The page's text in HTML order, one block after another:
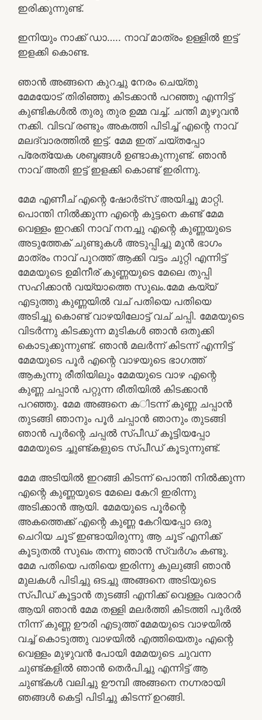
ഇരിക്കുന്നുണ്ട്.
ഇനിയും നാക്ക് ഡാ….. നാവ് മാത്രം ഉള്ളിൽ ഇട്ട്
ഇളക്കി കൊണ്ട.
ഞാൻ അങ്ങനെ കുറച്ചു നേരം ചെയ്തു
മേമയോട് തിരിഞ്ഞു കിടക്കാൻ പറഞ്ഞു എന്നിട്ട്
കുണ്ടികൾൽ തുരു തുര ഉമ്മ വച്ച്. ചന്തി മുഴുവൻ
നക്കി. വിടവ് രണ്ടും അകത്തി പിടിച്ച് എന്റെ നാവ്
മലദ്വാരത്തിൽ ഇട്ട്. മേമ ഇത് ചയ്തപ്പോ
പ്രേത്യേക ശബ്ദങ്ങൾ ഉണ്ടാകുന്നുണ്ട്. ഞാൻ
നാവ് അതി ഇട്ട് ഇളക്കി കൊണ്ട് ഇരിന്നു.
മേമ എണീച് എന്റെ ഷോർട്സ് അയിച്ചു മാറ്റി.
പൊന്തി നിൽക്കുന്ന എന്റെ കുട്ടനെ കണ്ട് മേമ
വെള്ളം ഇറക്കി നാവ് നനച്ചു എന്റെ കുണ്ണയുടെ
അടുത്തേക് ചുണ്ടുകൾ അടുപ്പിച്ചു മുൻ ഭാഗം
മാത്രം നാവ് പുറത്ത് ആക്കി വട്ടം ചുറ്റി എന്നിട്ട്
മേമയുടെ ഉമിനീര് കുണ്ണയുടെ മേലെ തുപ്പി
സഹിക്കാൻ വയ്യാത്തെ സുഖം.മേമ കയ്യ്
എടുത്തു കുണ്ണയിൽ വച് പതിയെ പതിയെ
അടിച്ചു കൊണ്ട് വാഴയിലോട്ട് വച് ചപ്പി. മേമയുടെ
വിടർന്നു കിടക്കുന്ന മുടികൾ ഞാൻ ഒതുക്കി
കൊടുക്കുന്നുണ്ട്. ഞാൻ മലർന്ന് കിടന്ന് എന്നിട്ട്
മേമയുടെ പൂർ എന്റെ വാഴയുടെ ഭാഗത്ത്
ആകുന്നു രീതിയിലും മേമയുടെ വാഴ എന്റെ
കുണ്ണ ചപ്പാൻ പറ്റുന്ന രീതിയിൽ കിടക്കാൻ
പറഞ്ഞു. മേമ അങ്ങനെ കിടന്ന് കുണ്ണ ചപ്പാൻ
തുടങ്ങി ഞാനും പൂർ ചപ്പാൻ ഞാനും തുടങ്ങി
ഞാൻ പൂർന്റെ ചപ്പൽ സ്പീഡ് കൂട്ടിയപ്പോ
മേമയുടെ ച്ചുണ്ട്കളുടെ സ്പീഡ് കൂടുന്നുണ്ട്.
മേമ അടിയിൽ ഇറങ്ങി കിടന്ന് പൊന്തി നിൽക്കുന്ന
എന്റെ കുണ്ണയുടെ മേലെ കേറി ഇരിന്നു
അടിക്കാൻ ആയി. മേമയുടെ പൂർന്റെ
അകത്തെക്ക് എന്റെ കുണ്ണ കേറിയപ്പോ ഒരു
ചെറിയ ചൂട് ഇണ്ടായിരുന്നു ആ ചൂട് എനിക്ക്
കൂടുതൽ സുഖം തന്നു ഞാൻ സ്വർഗം കണ്ടു.
മേമ പതിയെ പതിയെ ഇരിന്നു കുലുങ്ങി ഞാൻ
മുലകൾ പിടിച്ചു ഒടച്ചു അങ്ങനെ അടിയുടെ
സ്പീഡ് കൂട്ടാൻ തുടങ്ങി എനിക്ക് വെള്ളം വരാറർ
ആയി ഞാൻ മേമ തള്ളി മലർത്തി കിടത്തി പൂർൽ
നിന്ന് കുണ്ണ ഊരി എടുത്ത് മേമയുടെ വാഴയിൽ
വച്ച് കൊടുത്തു വാഴയിൽ എത്തിയെതും എന്റെ
വെള്ളം മുഴുവൻ പോയി മേമയുടെ ചുവന്ന
ചുണ്ട്കളിൽ ഞാൻ തെർപിച്ചു എന്നിട്ട് ആ
ചുണ്ട്കൾ വലിച്ചു ഊമ്പി അങ്ങനെ നഗ്നരായി
ഞങ്ങൾ കെട്ടി പിടിച്ചു കിടന്ന് ഉറങ്ങി.